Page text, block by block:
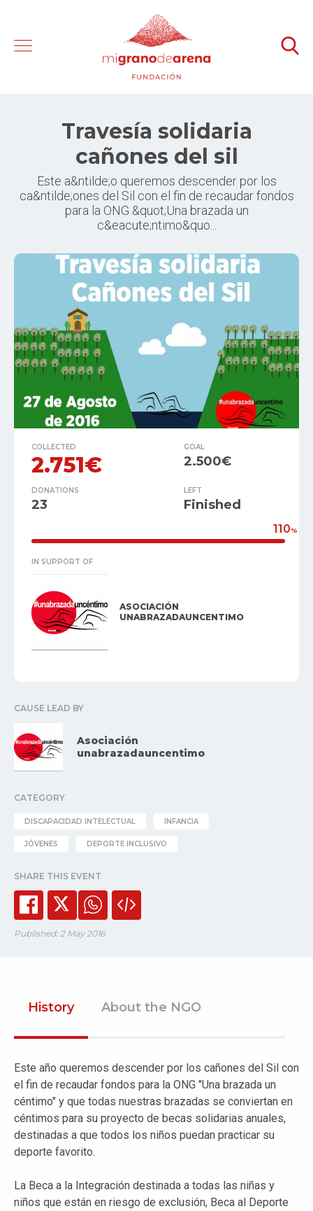
Travesía solidaria
cañones del sil
Este a&ntilde;o queremos descender por los
ca&ntilde;ones del Sil con el fin de recaudar fondos
para la ONG &quot;Una brazada un
c&eacute;ntimo&quo...
COLLECTED
2.751€
GOAL
2.500€
DONATIONS
23
LEFT
Finished
110%
IN SUPPORT OF
ASOCIACIÓN
UNABRAZADAUNCENTIMO
CAUSE LEAD BY
Asociación
unabrazadauncentimo
CATEGORY
DISCAPACIDAD INTELECTUAL INFANCIA
JÓVENES DEPORTE INCLUSIVO
SHARE THIS EVENT
Published: 2 May 2016
History About the NGO
Este año queremos descender por los cañones del Sil con
el fin de recaudar fondos para la ONG "Una brazada un
céntimo" y que todas nuestras brazadas se conviertan en
céntimos para su proyecto de becas solidarias anuales,
destinadas a que todos los niños puedan practicar su
deporte favorito.
La Beca a la Integración destinada a todas las niñas y
niños que están en riesgo de exclusión, Beca al Deporte